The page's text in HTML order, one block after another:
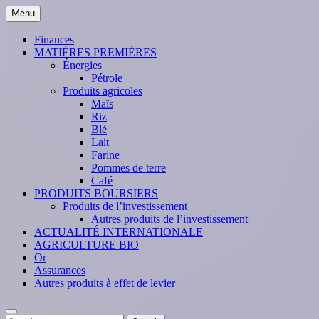
Skip
to
content
Menu
Finances
MATIÈRES PREMIÈRES
Énergies
Pétrole
Produits agricoles
Maïs
Riz
Blé
Lait
Farine
Pommes de terre
Café
PRODUITS BOURSIERS
Produits de l’investissement
Autres produits de l’investissement
ACTUALITÉ INTERNATIONALE
AGRICULTURE BIO
Or
Assurances
Autres produits à effet de levier
Search